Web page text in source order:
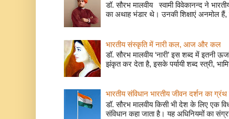
डॉ. सौरभ मालवीय स्वामी विवेकानन्द ने
का अथाह भंडार थे। उनकी शिक्षाएं अनमोल हैं,
भारतीय संस्कृति में नारी कल, आज और कल
डॉ. सौरभ मालवीय ‘नारी’ इस शब्द में इतनी
झंकृत कर देता है, इसके पर्यायी शब्द स्त्री,
भारतीय संविधान भारतीय जीवन दर्शन का ग्रंथ
डॉ. सौरभ मालवीय किसी भी देश के लिए एक
संविधान कहा जाता है। यह अधिनियमों का